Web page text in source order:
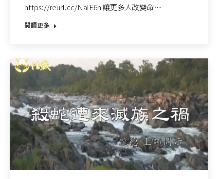
https://reurl.cc/NalE6n 讓更多人改變命…
閱讀更多